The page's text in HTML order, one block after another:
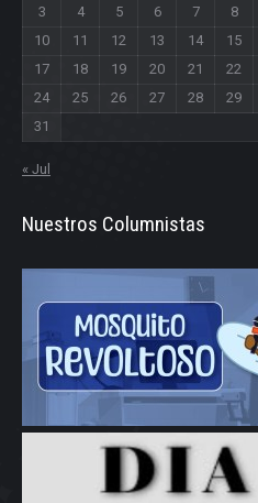
3
4 5 6 7 8
10
11 12 13 14 15
17
18 19 20 21 22
24
25 26 27 28 29
31
« Jul
Nuestros Columnistas